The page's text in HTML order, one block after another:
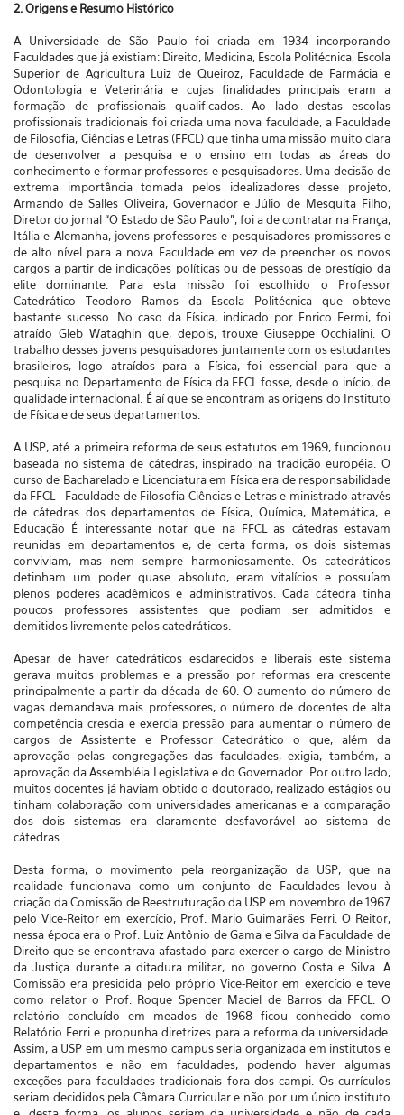
2. Origens e Resumo Histórico
A Universidade de São Paulo foi criada em 1934 incorporando
Faculdades que já existiam: Direito, Medicina, Escola Politécnica, Escola
Superior de Agricultura Luiz de Queiroz, Faculdade de Farmácia e
Odontologia e Veterinária e cujas finalidades principais eram a
formação de profissionais qualificados. Ao lado destas escolas
profissionais tradicionais foi criada uma nova faculdade, a Faculdade
de Filosofia, Ciências e Letras (FFCL) que tinha uma missão muito clara
de desenvolver a pesquisa e o ensino em todas as áreas do
conhecimento e formar professores e pesquisadores. Uma decisão de
extrema importância tomada pelos idealizadores desse projeto,
Armando de Salles Oliveira, Governador e Júlio de Mesquita Filho,
Diretor do jornal “O Estado de São Paulo”, foi a de contratar na França,
Itália e Alemanha, jovens professores e pesquisadores promissores e
de alto nível para a nova Faculdade em vez de preencher os novos
cargos a partir de indicações políticas ou de pessoas de prestígio da
elite dominante. Para esta missão foi escolhido o Professor
Catedrático Teodoro Ramos da Escola Politécnica que obteve
bastante sucesso. No caso da Física, indicado por Enrico Fermi, foi
atraído Gleb Wataghin que, depois, trouxe Giuseppe Occhialini. O
trabalho desses jovens pesquisadores juntamente com os estudantes
brasileiros, logo atraídos para a Física, foi essencial para que a
pesquisa no Departamento de Física da FFCL fosse, desde o início, de
qualidade internacional. É aí que se encontram as origens do Instituto
de Física e de seus departamentos.
A USP, até a primeira reforma de seus estatutos em 1969, funcionou
baseada no sistema de cátedras, inspirado na tradição européia. O
curso de Bacharelado e Licenciatura em Física era de responsabilidade
da FFCL - Faculdade de Filosofia Ciências e Letras e ministrado através
de cátedras dos departamentos de Física, Química, Matemática, e
Educação É interessante notar que na FFCL as cátedras estavam
reunidas em departamentos e, de certa forma, os dois sistemas
conviviam, mas nem sempre harmoniosamente. Os catedráticos
detinham um poder quase absoluto, eram vitalícios e possuíam
plenos poderes acadêmicos e administrativos. Cada cátedra tinha
poucos professores assistentes que podiam ser admitidos e
demitidos livremente pelos catedráticos.
Apesar de haver catedráticos esclarecidos e liberais este sistema
gerava muitos problemas e a pressão por reformas era crescente
principalmente a partir da década de 60. O aumento do número de
vagas demandava mais professores, o número de docentes de alta
competência crescia e exercia pressão para aumentar o número de
cargos de Assistente e Professor Catedrático o que, além da
aprovação pelas congregações das faculdades, exigia, também, a
aprovação da Assembléia Legislativa e do Governador. Por outro lado,
muitos docentes já haviam obtido o doutorado, realizado estágios ou
tinham colaboração com universidades americanas e a comparação
dos dois sistemas era claramente desfavorável ao sistema de
cátedras.
Desta forma, o movimento pela reorganização da USP, que na
realidade funcionava como um conjunto de Faculdades levou à
criação da Comissão de Reestruturação da USP em novembro de 1967
pelo Vice-Reitor em exercício, Prof. Mario Guimarães Ferri. O Reitor,
nessa época era o Prof. Luiz Antônio de Gama e Silva da Faculdade de
Direito que se encontrava afastado para exercer o cargo de Ministro
da Justiça durante a ditadura militar, no governo Costa e Silva. A
Comissão era presidida pelo próprio Vice-Reitor em exercício e teve
como relator o Prof. Roque Spencer Maciel de Barros da FFCL. O
relatório concluído em meados de 1968 ficou conhecido como
Relatório Ferri e propunha diretrizes para a reforma da universidade.
Assim, a USP em um mesmo campus seria organizada em institutos e
departamentos e não em faculdades, podendo haver algumas
exceções para faculdades tradicionais fora dos campi. Os currículos
seriam decididos pela Câmara Curricular e não por um único instituto